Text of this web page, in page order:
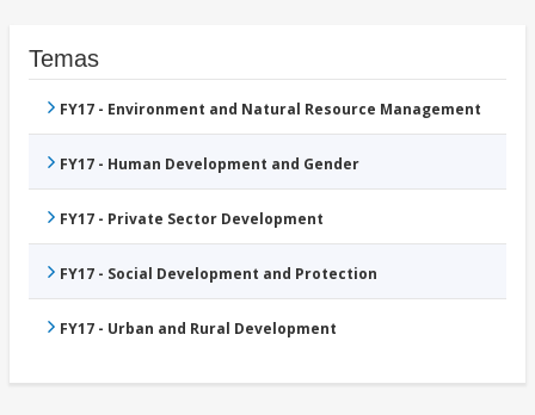
Temas
FY17 - Environment and Natural Resource Management
FY17 - Human Development and Gender
FY17 - Private Sector Development
FY17 - Social Development and Protection
FY17 - Urban and Rural Development